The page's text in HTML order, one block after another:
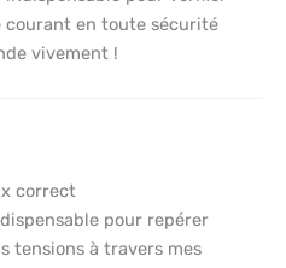
courant en toute sécurité
vivement !
correct
pour repérer
tensions à travers mes